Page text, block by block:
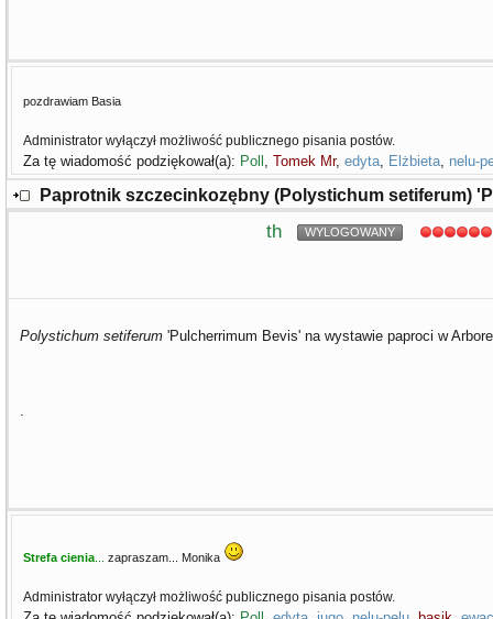
pozdrawiam Basia
Administrator wyłączył możliwość publicznego pisania postów.
Za tę wiadomość podziękował(a): Poll , Tomek Mr, edyta, Elżbieta, nelu-
Paprotnik szczecinkozębny (Polystichum setiferum)
th WYLOGOWANY
Polystichum setiferum 'Pulcherrimum Bevis' na wystawie paproci w
.
Strefa cienia zapraszam... Monika
Administrator wyłączył możliwość publicznego pisania postów.